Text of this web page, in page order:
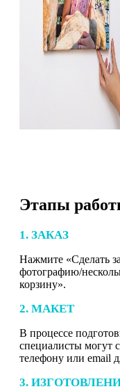
Этапы
1. ЗАКАЗ
Нажмите «Сделать
фотографию/
корзину».
2. МАКЕТ
В процессе
специалисты могут
телефону или email
3.